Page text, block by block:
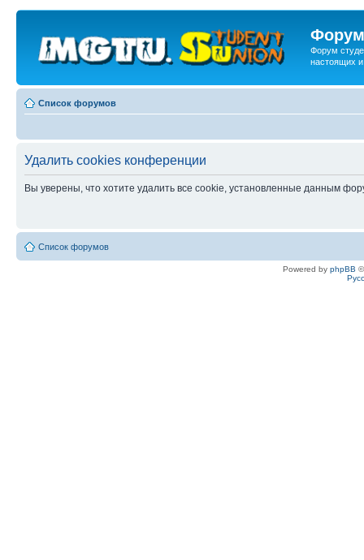
Форум
настоящих
Список форумов
Удалить cookies конференции
Вы уверены, что хотите удалить все cookie, установленные данным
Список форумов
Powered by phpBB